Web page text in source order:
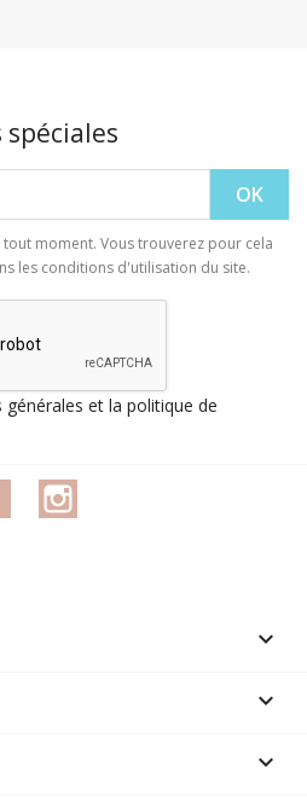
spéciales
moment. Vous trouverez pour cela
les conditions d'utilisation du site.
générales et la politique de
Facebook


